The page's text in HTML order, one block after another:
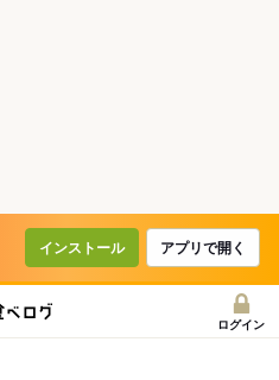
インストール アプリで開く
ログイン